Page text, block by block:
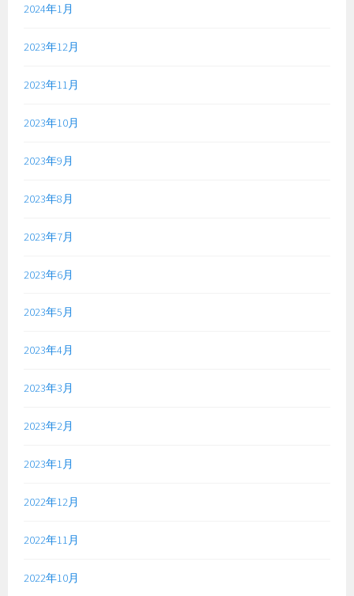
2024年1月
2023年12月
2023年11月
2023年10月
2023年9月
2023年8月
2023年7月
2023年6月
2023年5月
2023年4月
2023年3月
2023年2月
2023年1月
2022年12月
2022年11月
2022年10月